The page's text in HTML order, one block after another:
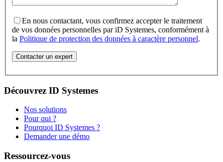
En nous contactant, vous confirmez accepter le traitement
de vos données personnelles par iD Systemes, conformément à
la Politique de protection des données à caractère personnel.
Découvrez ID Systemes
Nos solutions
Pour qui ?
Pourquoi ID Systemes ?
Demander une démo
Ressourcez-vous